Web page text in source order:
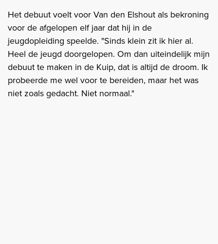
Het debuut voelt voor Van den Elshout als bekroning
voor de afgelopen elf jaar dat hij in de
jeugdopleiding speelde. "Sinds klein zit ik hier al.
Heel de jeugd doorgelopen. Om dan uiteindelijk mijn
debuut te maken in de Kuip, dat is altijd de droom. Ik
probeerde me wel voor te bereiden, maar het was
niet zoals gedacht. Niet normaal."